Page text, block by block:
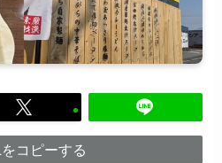
コピーする